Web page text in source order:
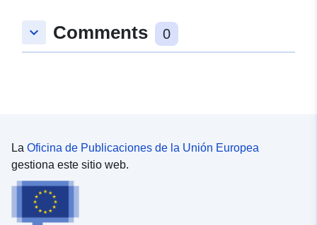
keyboard_arrow_down Comments 0
La Oficina de Publicaciones de la Unión Europea
gestiona este sitio web.